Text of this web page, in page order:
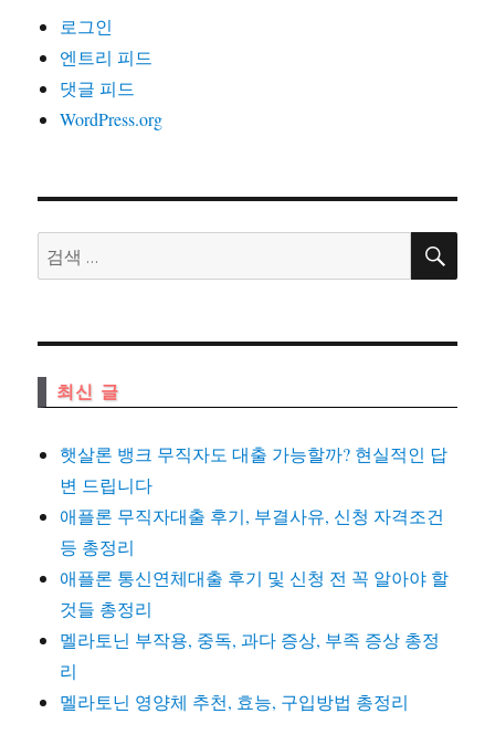
로그인
엔트리 피드
댓글 피드
WordPress.org
검
색:
검
최신 글
햇살론 뱅크 무직자도 대출 가능할까? 현실적인 답
변 드립니다
애플론 무직자대출 후기, 부결사유, 신청 자격조건
등 총정리
애플론 통신연체대출 후기 및 신청 전 꼭 알아야 할
것들 총정리
멜라토닌 부작용, 중독, 과다 증상, 부족 증상 총정
리
멜라토닌 영양체 추천, 효능, 구입방법 총정리